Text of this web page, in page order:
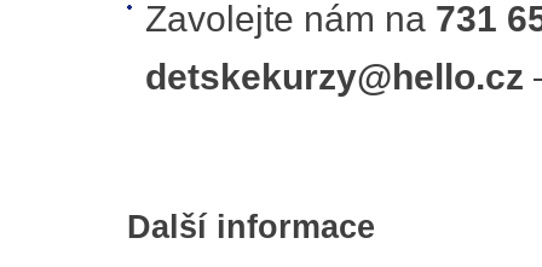
Zavolejte nám na 731
detskekurzy@hello.cz
Další informace